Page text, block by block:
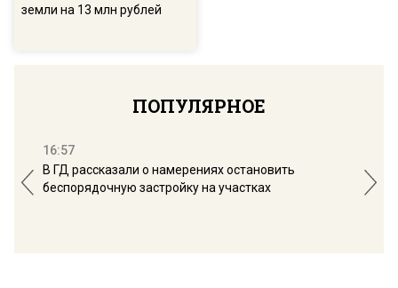
земли на 13 млн рублей
ПОПУЛЯРНОЕ
16:57
В ГД рассказали о намерениях остановить
беспорядочную застройку на участках